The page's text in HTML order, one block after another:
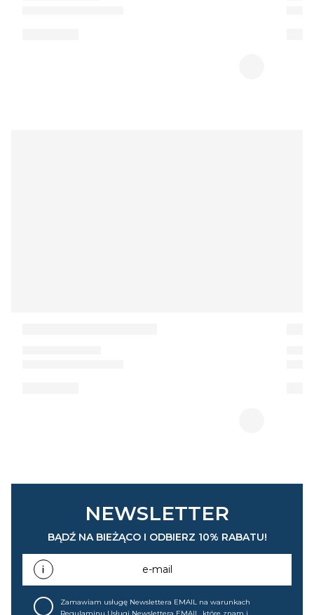
NEWSLETTER
BĄDŹ NA BIEŻĄCO I ODBIERZ 10% RABATU!
e-mail
Zamawiam usługę Newslettera EMAIL na warunkach
Regulaminu Usługi Newslettera EMAIL, które znam i